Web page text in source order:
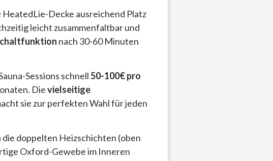
HeatedLie-Decke ausreichend Platz
leicht zusammenfaltbar und
nach 30-60 Minuten
Sessions schnell50-100€ pro
Dievielseitige
sie zur perfekten Wahl für jeden
die doppelten Heizschichten (oben
Oxford-Gewebe im Inneren